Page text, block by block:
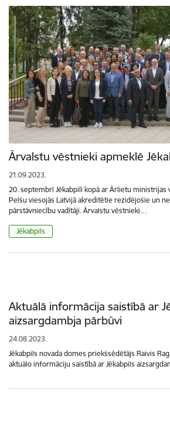
Ārvalstu vēstnieki apmeklē
21.09.2023.
20. septembrī Jēkabpilī kopā ar Ārlietu ministrijas
Pelšu viesojās Latvijā akreditētie rezidējošie un
pārstāvniecību vadītāji. Ārvalstu vēstnieki…
Jēkabpils
Aktuālā informācija saistībā ar
aizsargdambja pārbūvi
24.08.2023.
Jēkabpils novada domes priekšsēdētājs Raivis
aktuālo informāciju saistībā ar Jēkabpils